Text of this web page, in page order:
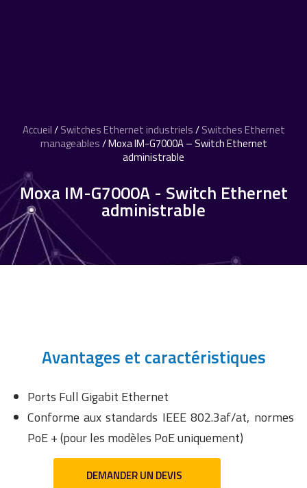
Accueil/Switches Ethernet industriels/Switches Ethernet
manageables/ Moxa IM-G7000A – Switch Ethernet
administrable
Moxa IM-G7000A - Switch Ethernet
administrable
Avantages et caractéristiques
Ports Full Gigabit Ethernet
Conforme aux standards IEEE 802.3af/at, normes
PoE + (pour les modèles PoE uniquement)
DEMANDER UN DEVIS